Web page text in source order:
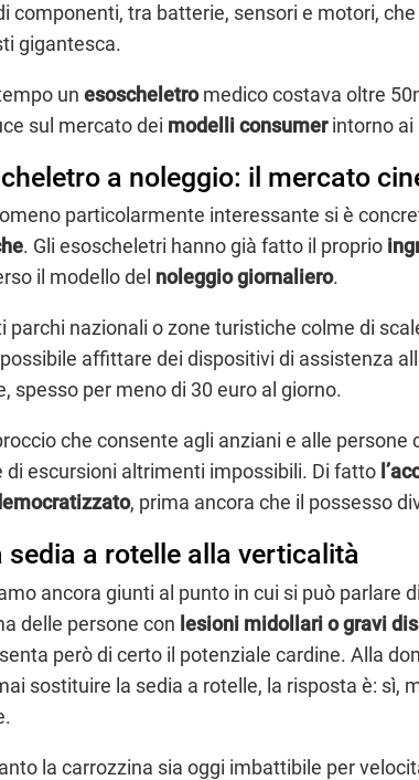
componenti, tra batterie, sensori e motori,
gigantesca.
un esoscheletromedico costava oltre
sul mercato dei modelli consumerintorno ai
a noleggio: il mercato
particolarmente interessante si è
. Gli esoscheletri hanno già fatto il proprio
il modello del noleggio giornaliero.
parchi nazionali o zone turistiche colme di
affittare dei dispositivi di assistenza
spesso per meno di 30 euro al giorno.
che consente agli anziani e alle persone
di escursioni altrimenti impossibili. Di fatto
, prima ancora che il possesso
sedia a rotelle alla verticalità
ancora giunti al punto in cui si può parlare
delle persone con lesioni midollari o gravi
però di certo il potenziale cardine. Alla
sostituire la sedia a rotelle, la risposta è: sì,
la carrozzina sia oggi imbattibile per